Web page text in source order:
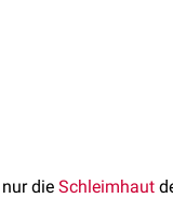
die Schleimhaut